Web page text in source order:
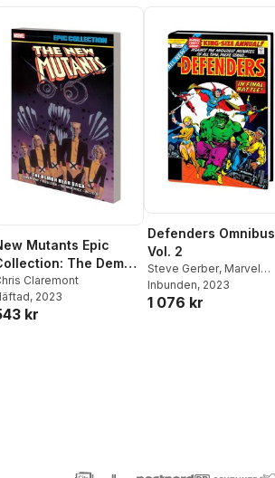
Mutants Epic
The Demon
Saga
Claremont
, 2023
kr
Defenders Omnibus
Vol. 2
Steve Gerber, Marvel
Various
Inbunden, 2023
1 076 kr